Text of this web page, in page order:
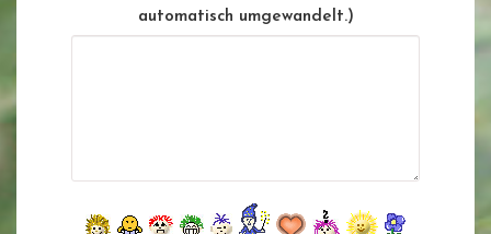
automatisch umgewandelt.)